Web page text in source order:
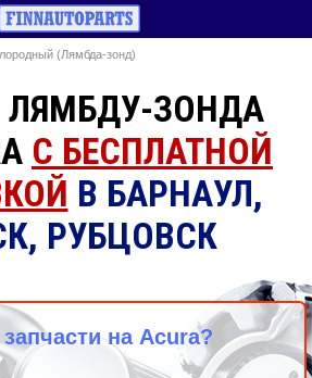
(Лямбда-зонд)
ЛЯМБДУ-ЗОНДА
С БЕСПЛАТНОЙ
В БАРНАУЛ,
РУБЦОВСК
на Acura?